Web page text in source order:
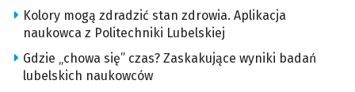
Kolory mogą zdradzić stan zdrowia. Aplikacja
naukowca z Politechniki Lubelskiej
Gdzie „chowa się” czas? Zaskakujące wyniki badań
lubelskich naukowców